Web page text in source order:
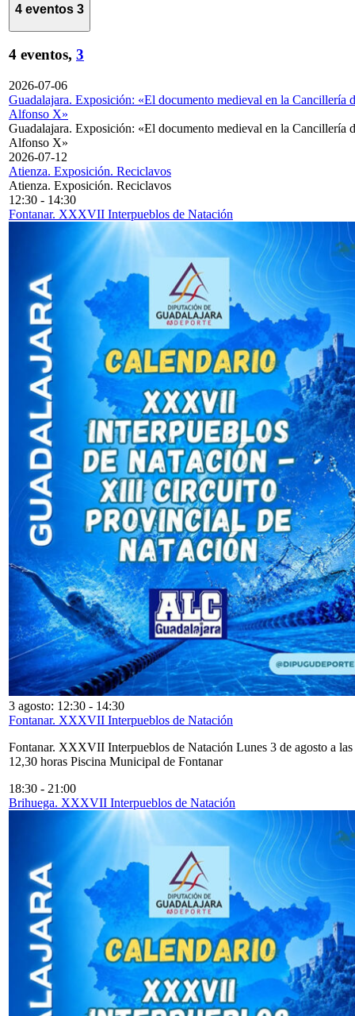
4 eventos 3
4 eventos, 3
2026-07-06
Guadalajara. Exposición: «El documento medieval en la Cancillería
Alfonso X»
Guadalajara. Exposición: «El documento medieval en la Cancillería
Alfonso X»
2026-07-12
Atienza. Exposición. Reciclavos
Atienza. Exposición. Reciclavos
12:30 - 14:30
Fontanar. XXXVII Interpueblos de Natación
3 agosto: 12:30 - 14:30
Fontanar. XXXVII Interpueblos de Natación
Fontanar. XXXVII Interpueblos de Natación Lunes 3 de agosto a las
12,30 horas Piscina Municipal de Fontanar
18:30 - 21:00
Brihuega. XXXVII Interpueblos de Natación